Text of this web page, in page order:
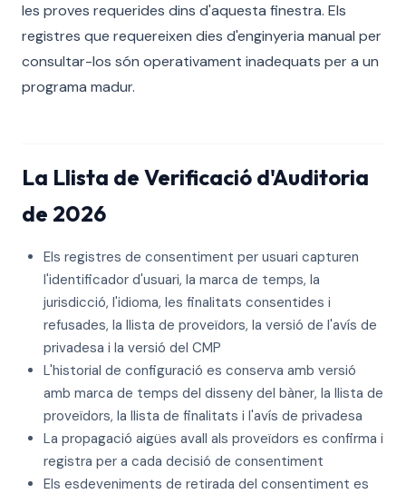
les proves requerides dins d'aquesta finestra. Els
registres que requereixen dies d'enginyeria manual per
consultar-los són operativament inadequats per a un
programa madur.
La Llista de Verificació d'Auditoria
de 2026
Els registres de consentiment per usuari capturen
l'identificador d'usuari, la marca de temps, la
jurisdicció, l'idioma, les finalitats consentides i
refusades, la llista de proveïdors, la versió de l'avís de
privadesa i la versió del CMP
L'historial de configuració es conserva amb versió
amb marca de temps del disseny del bàner, la llista de
proveïdors, la llista de finalitats i l'avís de privadesa
La propagació aigües avall als proveïdors es confirma i
registra per a cada decisió de consentiment
Els esdeveniments de retirada del consentiment es